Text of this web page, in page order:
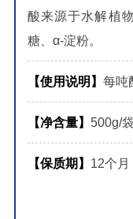
酸来源于水解植
糖、α-淀粉。
【使用说明】 每吨
【净含量】 500g/袋
【保质期】 12个月